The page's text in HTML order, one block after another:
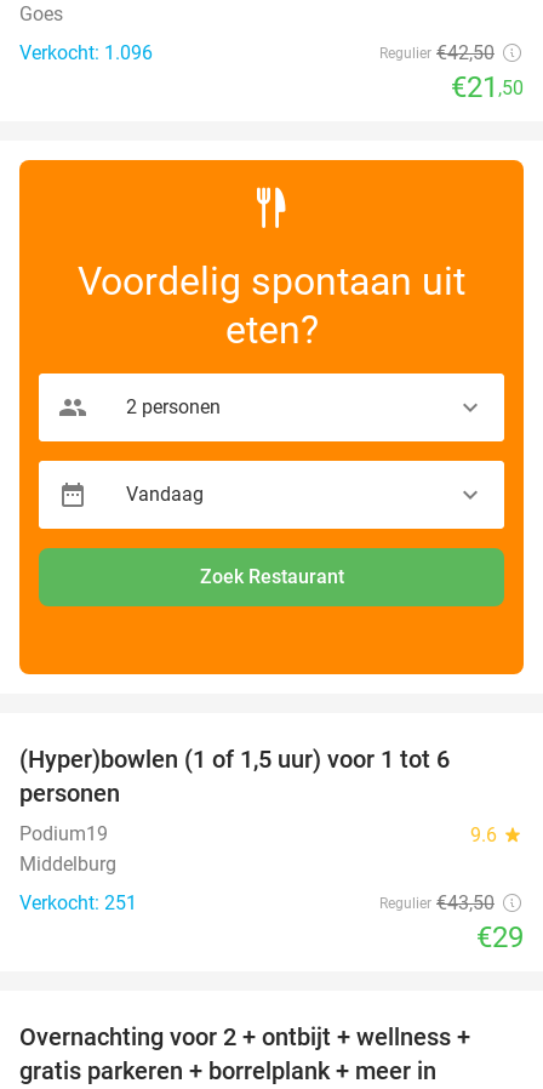
Goes
Verkocht: 1.096
Regulier €42,50
€21 ,50
Voordelig spontaan uit
eten?
Zoek Restaurant
(Hyper)bowlen (1 of 1,5 uur) voor 1 tot 6
personen
Podium19 9.6 star
Middelburg
Verkocht: 251
Regulier €43,50
€29
33%
Overnachting voor 2 + ontbijt + wellness +
gratis parkeren + borrelplank + meer in